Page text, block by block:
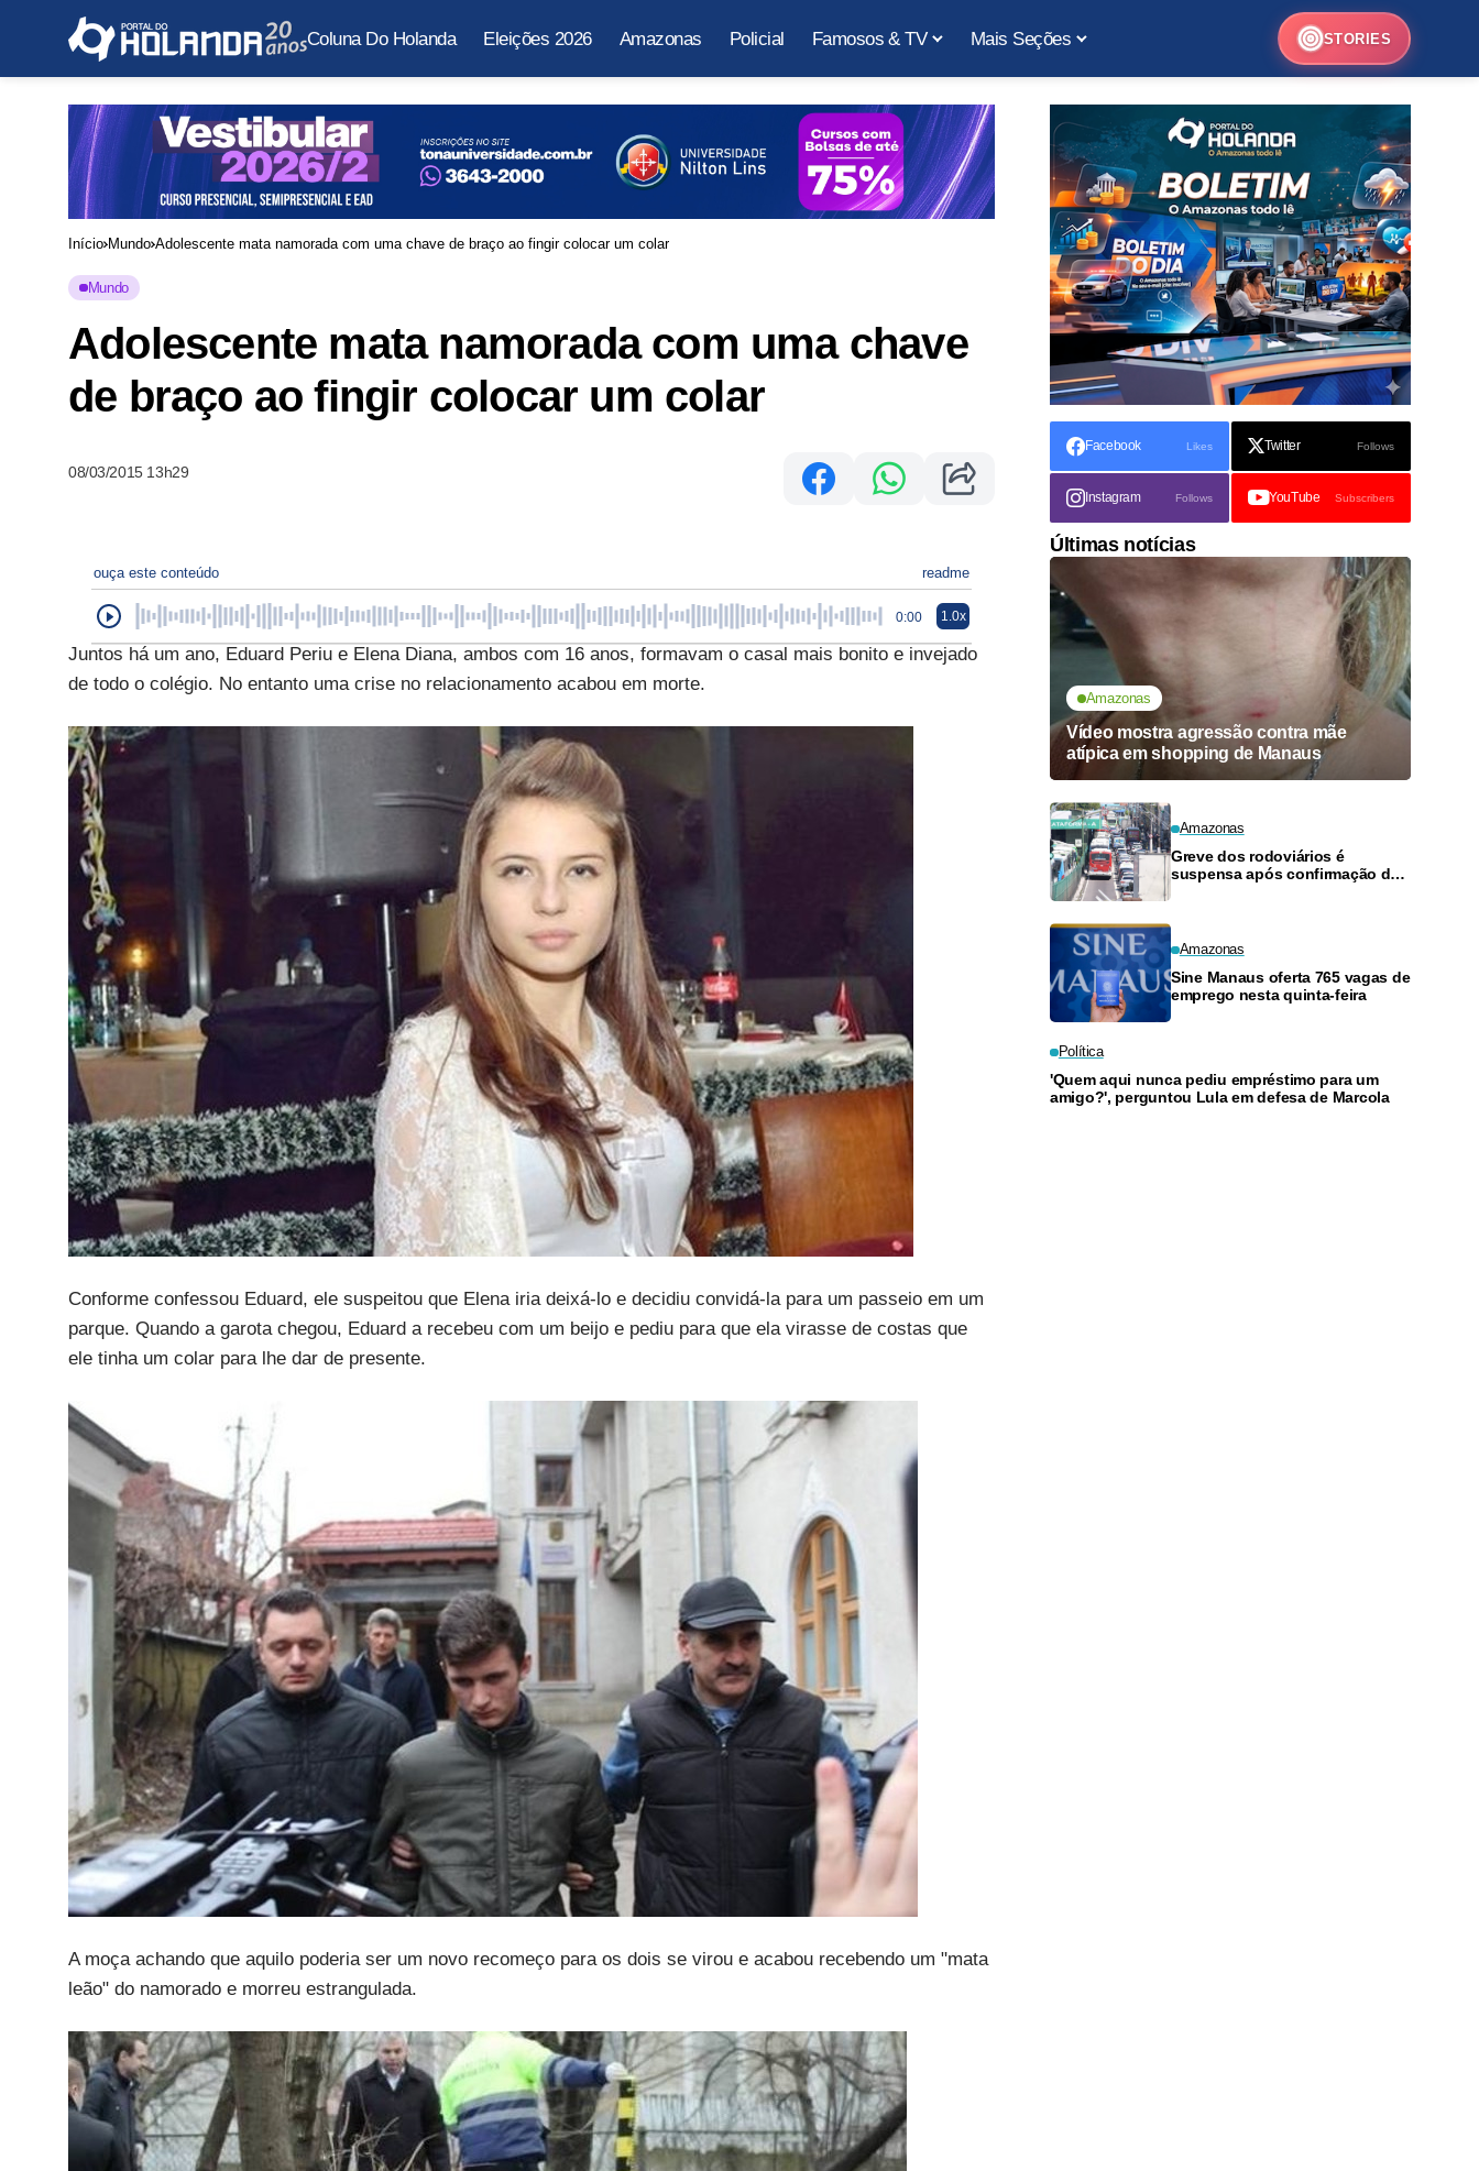
Coluna Do Holanda Eleições 2026 Amazonas Policial Famosos & TV Mais Seções STORIES
Início Mundo Adolescente mata namorada com uma chave de braço ao fingir colocar um colar
Mundo
Adolescente mata namorada com uma chave
de braço ao fingir colocar um colar
08/03/2015 13h29
ouça este conteúdo readme
0:00 1.0x
Juntos há um ano, Eduard Periu e Elena Diana, ambos com 16 anos, formavam o casal mais bonito e invejado
de todo o colégio. No entanto uma crise no relacionamento acabou em morte.
Conforme confessou Eduard, ele suspeitou que Elena iria deixá-lo e decidiu convidá-la para um passeio em um
parque. Quando a garota chegou, Eduard a recebeu com um beijo e pediu para que ela virasse de costas que
ele tinha um colar para lhe dar de presente.
A moça achando que aquilo poderia ser um novo recomeço para os dois se virou e acabou recebendo um "mata
leão" do namorado e morreu estrangulada.
Facebook Likes Twitter Follows
Instagram Follows YouTube Subscribers
Últimas notícias
Amazonas
Vídeo mostra agressão contra mãe
atípica em shopping de Manaus
Amazonas
Greve dos rodoviários é
suspensa após confirmação de
Amazonas
Sine Manaus oferta 765 vagas de
emprego nesta quinta-feira
Política
'Quem aqui nunca pediu empréstimo para um
amigo?', perguntou Lula em defesa de Marcola